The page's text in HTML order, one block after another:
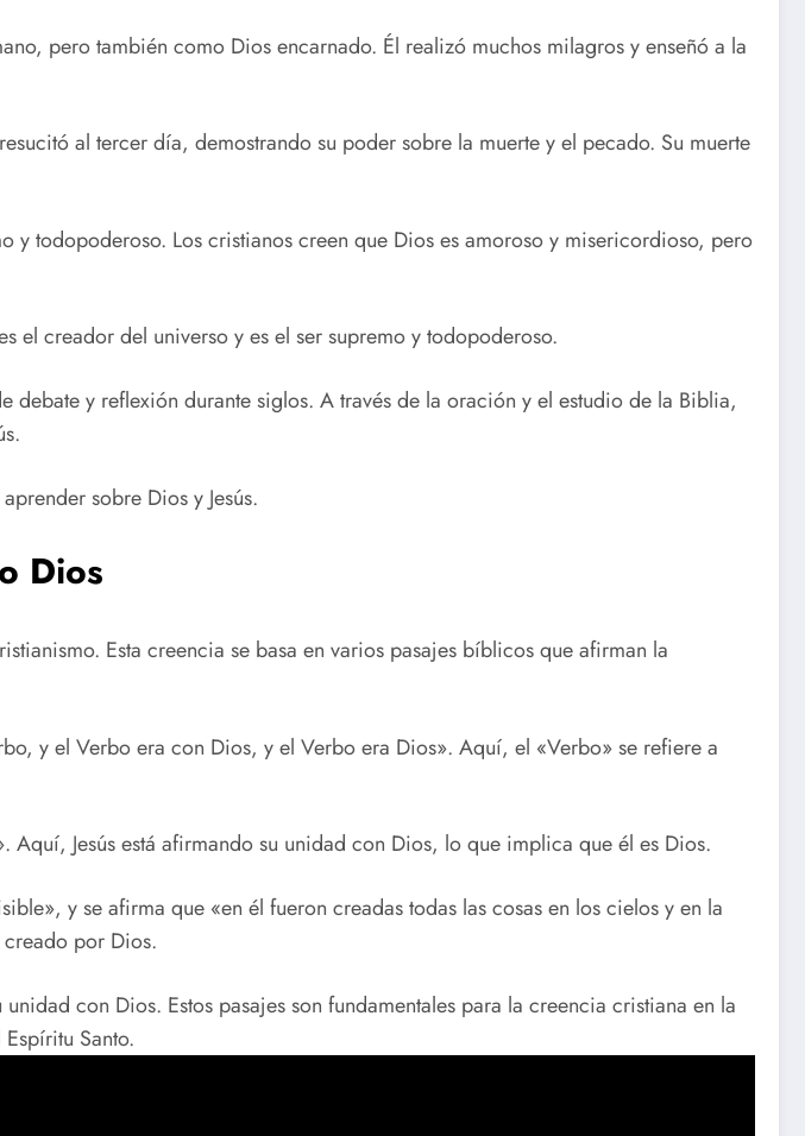
pero también como Dios encarnado. Él realizó muchos milagros y enseñó a la
al tercer día, demostrando su poder sobre la muerte y el pecado. Su muerte
todopoderoso. Los cristianos creen que Dios es amoroso y misericordioso, pero
el creador del universo y es el ser supremo y todopoderoso.
y reflexión durante siglos. A través de la oración y el estudio de la Biblia,
sobre Dios y Jesús.
Dios
Esta creencia se basa en varios pasajes bíblicos que afirman la
y el Verbo era con Dios, y el Verbo era Dios». Aquí, el «Verbo» se refiere a
Aquí, Jesús está afirmando su unidad con Dios, lo que implica que él es Dios.
y se afirma que «en él fueron creadas todas las cosas en los cielos y en la
creado por Dios.
con Dios. Estos pasajes son fundamentales para la creencia cristiana en la
Santo.